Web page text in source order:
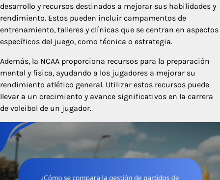
desarrollo y recursos destinados a mejorar sus habilidades y
rendimiento. Estos pueden incluir campamentos de
entrenamiento, talleres y clínicas que se centran en aspectos
específicos del juego, como técnica o estrategia.
Además, la NCAA proporciona recursos para la preparación
mental y física, ayudando a los jugadores a mejorar su
rendimiento atlético general. Utilizar estos recursos puede
llevar a un crecimiento y avance significativos en la carrera
de voleibol de un jugador.